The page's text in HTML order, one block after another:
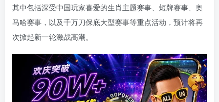
其中包括深受中国玩家喜爱的生肖主题赛事、短牌赛事、奥
马哈赛事，以及千万刀保底大型赛事等重点活动，预计将再
次掀起新一轮激战高潮。